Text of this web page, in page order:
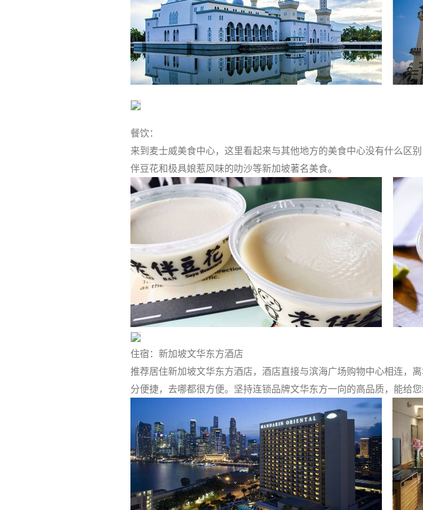
餐饮：
来到麦士威美食中心，这里看起来与其他地方的美食中心没有什么区
伴豆花和极具娘惹风味的叻沙等新加坡著名美食。
住宿：新加坡文华东方酒店
推荐居住新加坡文华东方酒店，酒店直接与滨海广场购物中心相连，
分便捷，去哪都很方便。坚持连锁品牌文华东方一向的高品质，能给您